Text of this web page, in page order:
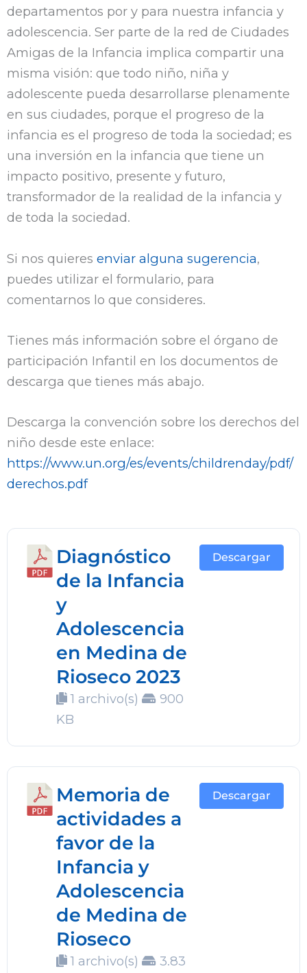
departamentos por y para nuestra infancia y
adolescencia. Ser parte de la red de Ciudades
Amigas de la Infancia implica compartir una
misma visión: que todo niño, niña y
adolescente pueda desarrollarse plenamente
en sus ciudades, porque el progreso de la
infancia es el progreso de toda la sociedad; es
una inversión en la infancia que tiene un
impacto positivo, presente y futuro,
transformador de la realidad de la infancia y
de toda la sociedad.
Si nos quieres enviar alguna sugerencia,
puedes utilizar el formulario, para
comentarnos lo que consideres.
Tienes más información sobre el órgano de
participación Infantil en los documentos de
descarga que tienes más abajo.
Descarga la convención sobre los derechos del
niño desde este enlace:
https://www.un.org/es/events/childrenday/pdf/
derechos.pdf
Diagnóstico
de la Infancia
y
Adolescencia
en Medina de
Rioseco 2023
1 archivo(s)
900
KB
Descargar
Memoria de
actividades a
favor de la
Infancia y
Adolescencia
de Medina de
Rioseco
1 archivo(s) 3.83
Descargar